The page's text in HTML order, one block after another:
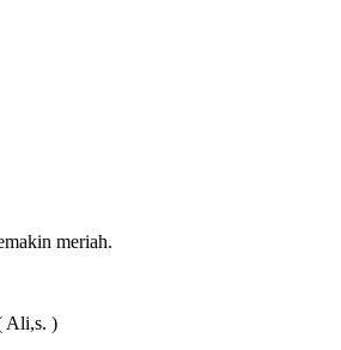
meriah.
Ali,s. )